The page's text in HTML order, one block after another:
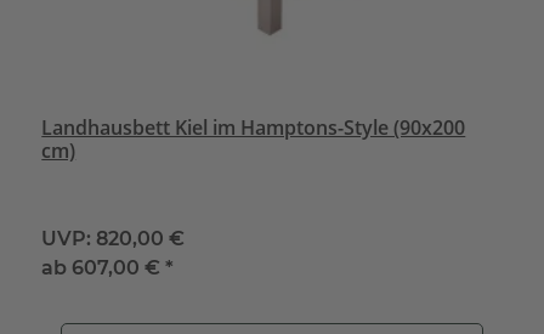
Landhausbett Kiel im Hamptons-Style (90x200
cm)
UVP: 820,00 €
ab 607,00 € *